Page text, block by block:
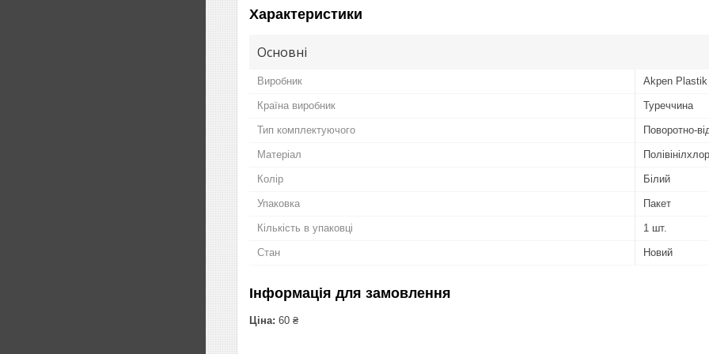
Характеристики
Основні
Виробник Akpen Plastik
Країна виробник Туреччина
Тип комплектуючого Поворотно-
Матеріал
Колір Білий
Упаковка Пакет
Кількість в упаковці 1 шт.
Стан Новий
Інформація для замовлення
Ціна: 60 ₴